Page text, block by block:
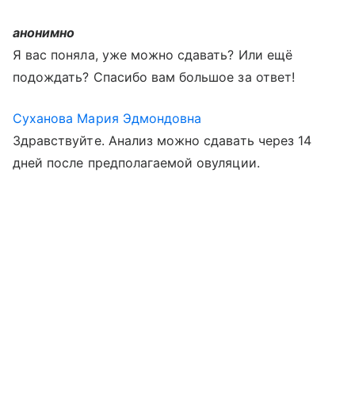
анонимно
Я вас поняла, уже можно сдавать? Или ещё
подождать? Спасибо вам большое за ответ!
Суханова Мария Эдмондовна
Здравствуйте. Анализ можно сдавать через 14
дней после предполагаемой овуляции.